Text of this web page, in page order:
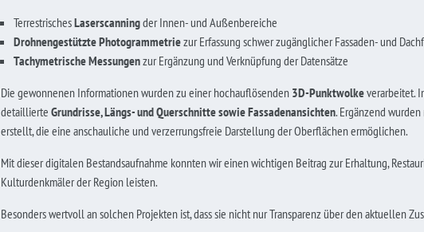
TerrestrischesLaserscanningder Innen- und Außenbereiche
Drohnengestützte Photogrammetriezur Erfassung schwer zugänglicher Fassaden- und
Tachymetrische Messungenzur Ergänzung und Verknüpfung der Datensätze
Die gewonnenen Informationen wurden zu einer hochauflösenden 3D-Punktwolkeverarbeitet.
detaillierte Grundrisse, Längs- und Querschnitte sowie Fassadenansichten. Ergänzend
erstellt, die eine anschauliche und verzerrungsfreie Darstellung der Oberflächen ermöglichen.
Mit dieser digitalen Bestandsaufnahme konnten wir einen wichtigen Beitrag zur Erhaltung,
Kulturdenkmäler der Region leisten.
Besonders wertvoll an solchen Projekten ist, dass sie nicht nur Transparenz über den aktuellen